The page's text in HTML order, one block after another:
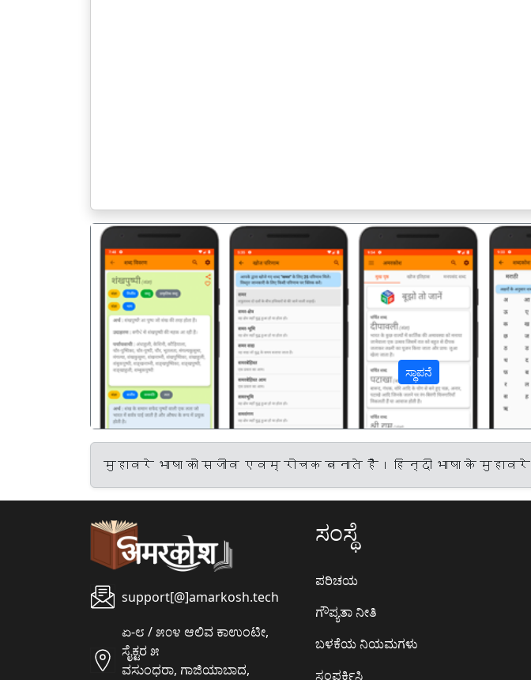
ಸ್ಥಾಪನೆ
पिछला
मुहावरे भाषा को सजीव एवम् रोचक बनाते हैं। हिन्दी भाषा के मुहावरे
support[@]amarkosh.tech
ಏ-೮ / ೫೦೪ ಆಲಿವ ಕಾಉಂಟೀ,
ಸೈಕ್ಟರ ೫
ವಸುಂಧರಾ, ಗಾಜಿಯಾಬಾದ,
ಸಂಸ್ಥೆ
ಪರಿಚಯ
ಗೌಪ್ಯತಾ ನೀತಿ
ಬಳಕೆಯ ನಿಯಮಗಳು
ಸಂಪರ್ಕಿಸಿ